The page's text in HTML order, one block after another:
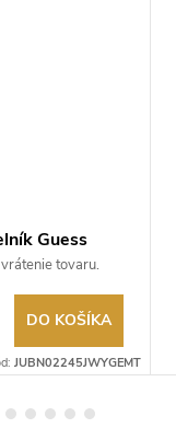
Guess
tovaru.
DO KOŠÍKA
JUBN02245JWYGEMT